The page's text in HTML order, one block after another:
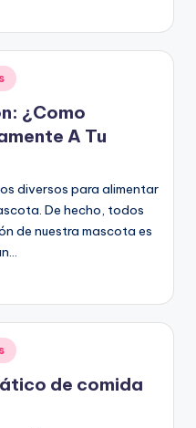
¿Como
A Tu
diversos para alimentar
De hecho, todos
de nuestra mascota es
de comida